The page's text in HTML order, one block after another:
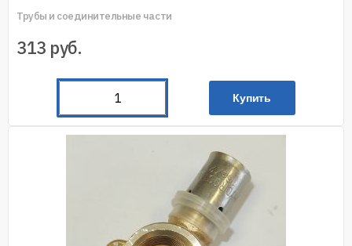
Трубы и соединительные части
313 руб.
Купить